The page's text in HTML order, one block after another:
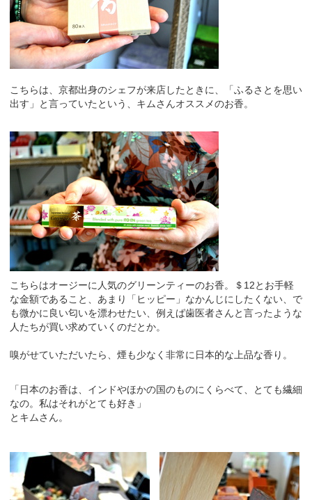
こちらは、京都出身のシェフが来店したときに、「ふるさとを思い
出す」と言っていたという、キムさんオススメのお香。
こちらはオージーに人気のグリーンティーのお香。＄12とお手軽
な金額であること、あまり「ヒッピー」なかんじにしたくない、で
も微かに良い匂いを漂わせたい、例えば歯医者さんと言ったような
人たちが買い求めていくのだとか。
嗅がせていただいたら、煙も少なく非常に日本的な上品な香り。
「日本のお香は、インドやほかの国のものにくらべて、とても繊細
なの。私はそれがとても好き」
とキムさん。